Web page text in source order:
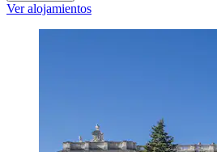
Ver alojamientos